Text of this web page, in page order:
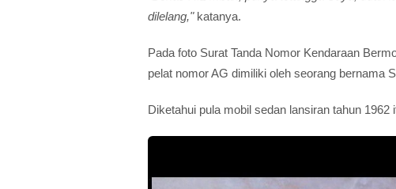
dilelang,"katanya.
Pada foto Surat Tanda Nomor Kendaraan
pelat nomor AG dimiliki oleh seorang bernama
Diketahui pula mobil sedan lansiran tahun 1962